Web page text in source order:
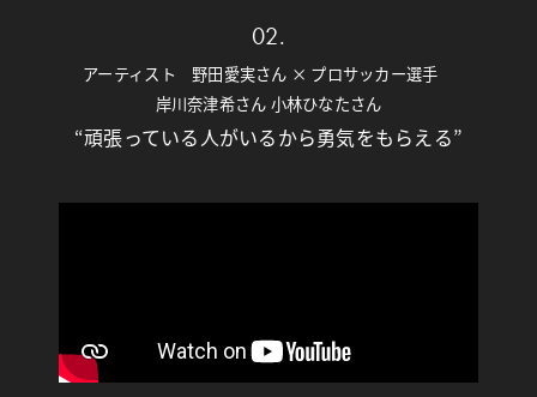
02.
アーティスト 野田愛実さん × プロサッカー選手
岸川奈津希さん 小林ひなたさん
“頑張っている人がいるから勇気をもらえる”